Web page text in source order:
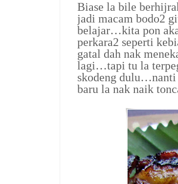
Biase la bile
jadi macam bodo2
belajar…kita pon
perkara2 seperti
gatal dah nak
lagi…tapi tu la
skodeng
baru la nak naik